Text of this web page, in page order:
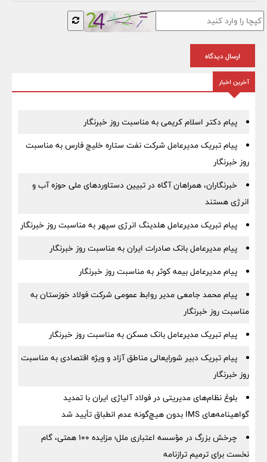
ارسال دیدگاه
آخرین اخبار
پیام دکتر اسلام کریمی به مناسبت روز خبرنگار
پیام تبریک مدیرعامل شرکت نفت ستاره خلیج فارس به مناسبت
روز خبرنگار
خبرنگاران، همراهان آگاه در تبیین دستاوردهای ملی حوزه آب و
انرژی هستند
پیام تبریک مدیرعامل هلدینگ انرژی سپهر به مناسبت روز خبرنگار
پیام مدیرعامل بانک صادرات ایران به مناسبت روز خبرنگار
پیام مدیرعامل بیمه کوثر به مناسبت روز خبرنگار
پیام محمد جامعی مدیر روابط عمومی شرکت فولاد خوزستان به
مناسبت روز خبرنگار
پیام تبریک مدیرعامل بانک مسکن به مناسبت روز خبرنگار
پیام تبریک دبیر شورایعالی مناطق آزاد و ویژه اقتصادی به مناسبت
روز خبرنگار
بلوغ نظام‌های مدیریتی در فولاد آلیاژی ایران با تمدید
گواهینامه‌های IMS بدون هیچ‌گونه عدم انطباق تأیید شد
چرخش بزرگ در مؤسسه اعتباری ملل؛ مزایده ۱۰۰ همتی، گام
نخست برای ترمیم ترازنامه